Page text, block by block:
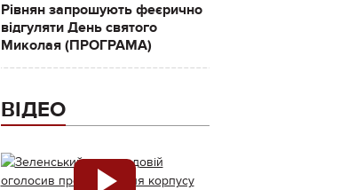
Рівнян запрошують феєрично
відгуляти День святого
Миколая (ПРОГРАМА)
ВІДЕО